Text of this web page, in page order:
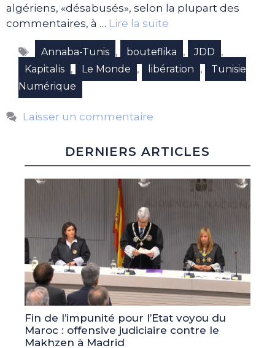
algériens, «désabusés», selon la plupart des
commentaires, à … Lire la suite
Étiquettes
Annaba-Tunis , bouteflika , JDD ,
Kapitalis , Le Monde , libération ,
Tunisie
Numérique
Laisser un commentaire
DERNIERS ARTICLES
Fin de l’impunité pour l’Etat voyou du
Maroc : offensive judiciaire contre le
Makhzen à Madrid